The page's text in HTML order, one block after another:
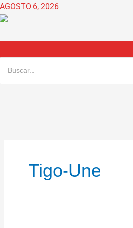
Ir
al
AGOSTO 6, 2026
Tigo-Une